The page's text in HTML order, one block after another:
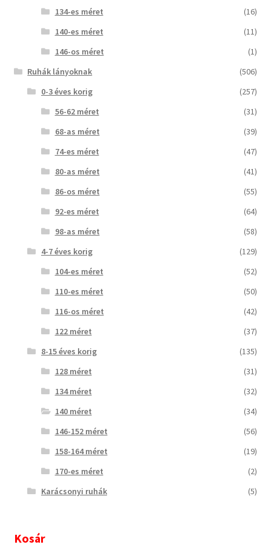
134-es méret
(16)
140-es méret
(11)
146-os méret
(1)
Ruhák lányoknak
(506)
0-3 éves korig
(257)
56-62 méret
(31)
68-as méret
(39)
74-es méret
(47)
80-as méret
(41)
86-os méret
(55)
92-es méret
(64)
98-as méret
(58)
4-7 éves korig
(129)
104-es méret
(52)
110-es méret
(50)
116-os méret
(42)
122 méret
(37)
8-15 éves korig
(135)
128 méret
(31)
134 méret
(32)
140 méret
(34)
146-152 méret
(56)
158-164 méret
(19)
170-es méret
(2)
Karácsonyi ruhák
(5)
Kosár